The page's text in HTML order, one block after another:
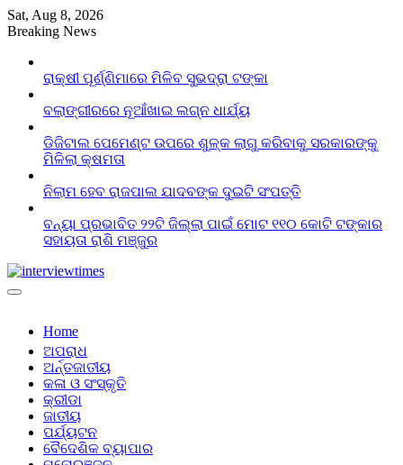
Skip
to
Sat, Aug 8, 2026
Breaking News
ରାକ୍ଷୀ ପୂର୍ଣ୍ଣିମାରେ ମିଳିବ ସୁଭଦ୍ରା ଟଙ୍କା
ବଲାଙ୍ଗୀରରେ ନୂଆଁଖାଇ ଲଗ୍ନ ଧାର୍ଯ୍ୟ
ଡିଜିଟାଲ ପେମେଣ୍ଟ ଉପରେ ଶୁଳ୍କ ଲାଗୁ କରିବାକୁ ସରକାରଙ୍କୁ
ମିଳିଲା କ୍ଷମତା
ନିଲାମ ହେବ ରାଜପାଲ ଯାଦବଙ୍କ ଦୁଇଟି ସଂପତ୍ତି
ବନ୍ୟା ପ୍ରଭାବିତ ୨୨ଟି ଜିଲ୍ଲା ପାଇଁ ମୋଟ ୧୧୦ କୋଟି ଟଙ୍କାର
ସହାୟତା ରାଶି ମଞ୍ଜୁର
Home
ଅପରାଧ
ଅର୍ନ୍ତଜାତୀୟ
କଳା ଓ ସଂସ୍କୃତି
କ୍ରୀଡା
ଜାତୀୟ
ପର୍ଯ୍ୟଟନ
ବୈଦେଶିକ ବ୍ୟାପାର